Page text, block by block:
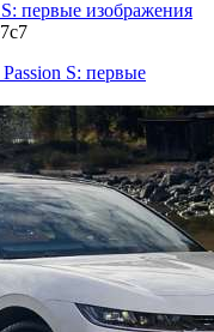
первые изображения
S: первые